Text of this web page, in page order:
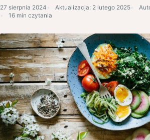
27 sierpnia 2024 Aktualizacja: 2 lutego 2025
16 min czytania